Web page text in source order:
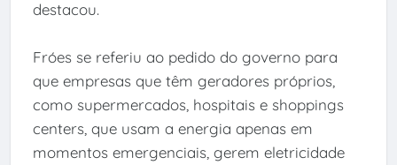
destacou.
Fróes se referiu ao pedido do governo para
que empresas que têm geradores próprios,
como supermercados, hospitais e shoppings
centers, que usam a energia apenas em
momentos emergenciais, gerem eletricidade